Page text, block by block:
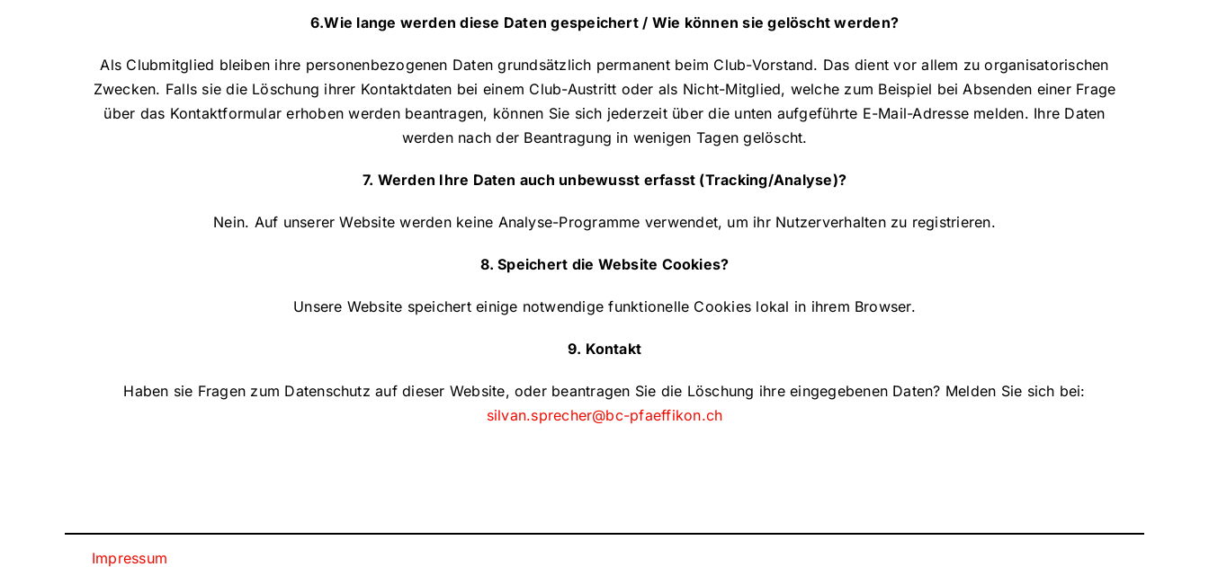
6.Wie lange werden diese Daten gespeichert / Wie können sie gelöscht werden?
Als Clubmitglied bleiben ihre personenbezogenen Daten grundsätzlich permanent beim Club-Vorstand. Das dient vor allem zu organisatorischen
Zwecken. Falls sie die Löschung ihrer Kontaktdaten bei einem Club-Austritt oder als Nicht-Mitglied, welche zum Beispiel bei Absenden einer Frage
über das Kontaktformular erhoben werden beantragen, können Sie sich jederzeit über die unten aufgeführte E-Mail-Adresse melden. Ihre Daten
werden nach der Beantragung in wenigen Tagen gelöscht.
7. Werden Ihre Daten auch unbewusst erfasst (Tracking/Analyse)?
Nein. Auf unserer Website werden keine Analyse-Programme verwendet, um ihr Nutzerverhalten zu registrieren.
8. Speichert die Website Cookies?
Unsere Website speichert einige notwendige funktionelle Cookies lokal in ihrem Browser.
9. Kontakt
Haben sie Fragen zum Datenschutz auf dieser Website, oder beantragen Sie die Löschung ihre eingegebenen Daten? Melden Sie sich bei:
silvan.sprecher@bc-pfaeffikon.ch
Impressum